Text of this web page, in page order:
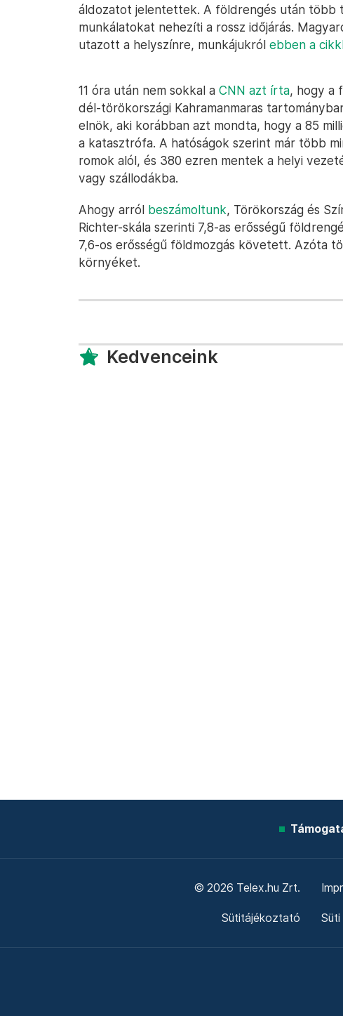
áldozatot jelentettek. A földrengés után több
munkálatokat nehezíti a rossz időjárás.
utazott a helyszínre, munkájukról ebben a
11 óra után nem sokkal a CNN azt írta, hogy a
dél-törökországi Kahramanmaras
elnök, aki korábban azt mondta, hogy a 85
a katasztrófa. A hatóságok szerint már több
romok alól, és 380 ezren mentek a helyi
vagy szállodákba.
Ahogy arról beszámoltunk, Törökország és
Richter-skála szerinti 7,8-as erősségű
7,6-os erősségű földmozgás követett. Azóta
környéket.
Kedvenceink
© 2026 Telex.hu Zrt.
Sütitájékoztató